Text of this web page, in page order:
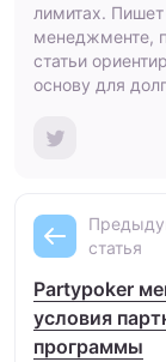
лимитах. Пишет
менеджменте,
статьи
основу для
статья
Partypoker
условия
программы